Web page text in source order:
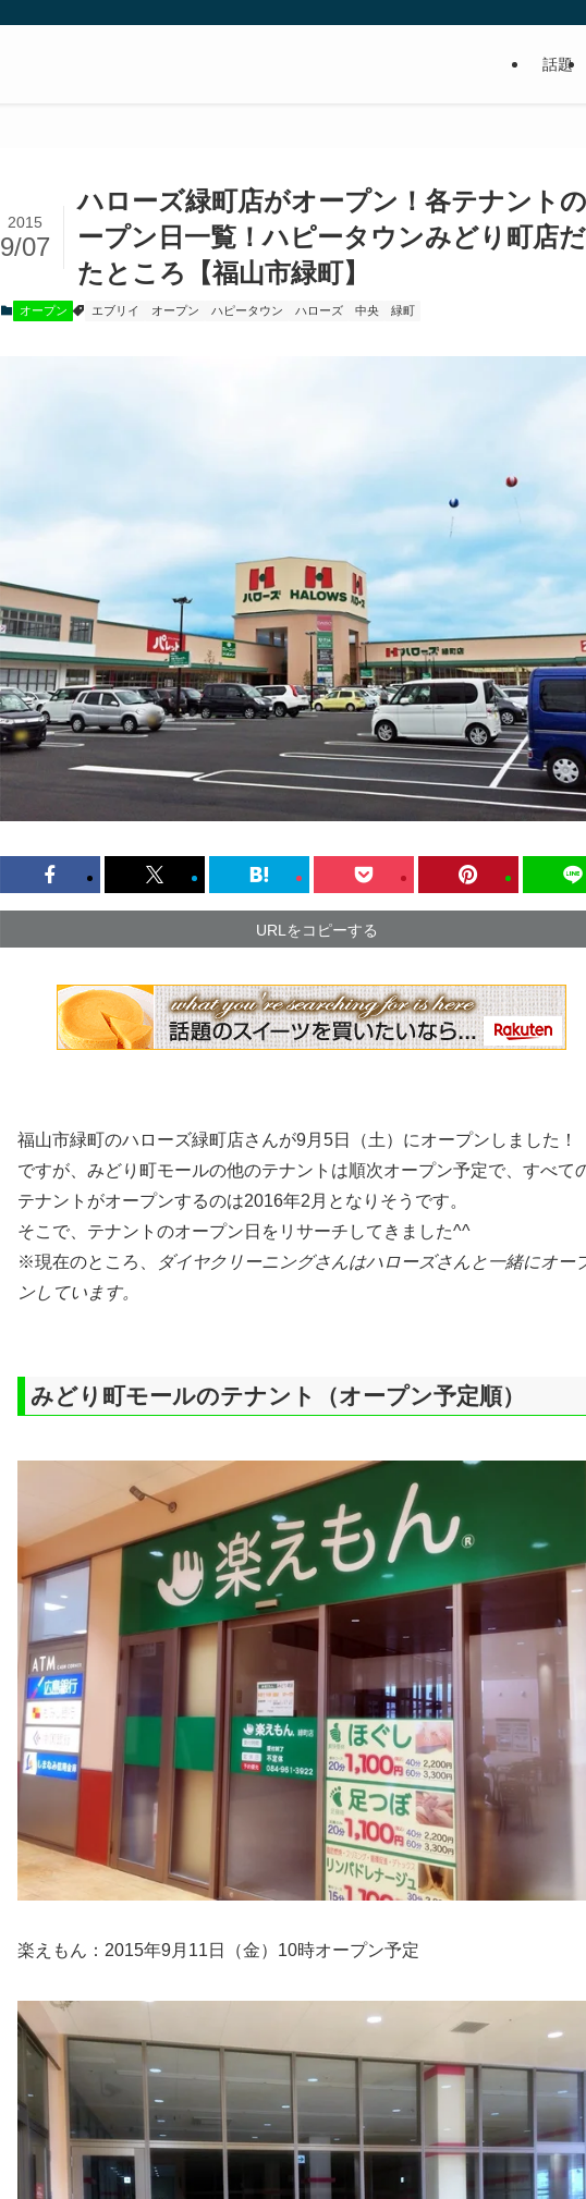
話題
ハローズ緑町店がオープン！各テナント
ープン日一覧！ハピータウンみどり町店
たところ【福山市緑町】
2015
9/07
オープン エブリイ オープン ハピータウン ハローズ 中央 緑町
URLをコピーする
福山市緑町のハローズ緑町店さんが9月5日（土）にオープンしました！
ですが、みどり町モールの他のテナントは順次オープン予定で、すべて
テナントがオープンするのは2016年2月となりそうです。
そこで、テナントのオープン日をリサーチしてきました^^
※現在のところ、
ダイヤクリーニングさんはハローズさんと一緒にオー
ンしています。
みどり町モールのテナント（オープン予定順）
楽えもん：2015年9月11日（金）10時オープン予定